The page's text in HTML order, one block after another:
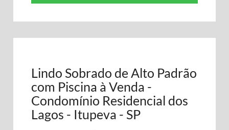
Lindo Sobrado de Alto Padrão
com Piscina à Venda -
Condomínio Residencial dos
Lagos - Itupeva - SP